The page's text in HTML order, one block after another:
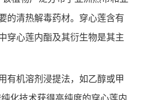
的清热解毒药材。穿心莲含有
穿心莲内酯及其衍生物是其主
有机溶剂浸提法，如乙醇或甲
化技术获得高纯度的穿心莲内